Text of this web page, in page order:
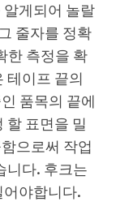
게되어 놀랄
줄자를 정확
한 측정을 확
테이프 끝의
품목의 끝에
할 표면을 밀
으로써 작업
니다. 후크는
야합니다.